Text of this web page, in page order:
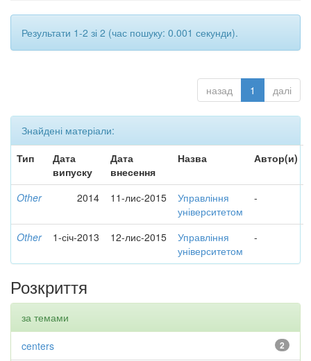
Результати 1-2 зі 2 (час пошуку: 0.001 секунди).
назад 1 далі
Знайдені матеріали:
Тип
Дата
випуску
Дата
внесення
Назва Автор(и)
Other 2014 11-лис-2015
Управління
університетом
-
Other 1-січ-2013 12-лис-2015
Управління
університетом
-
Розкриття
за темами
2
centers